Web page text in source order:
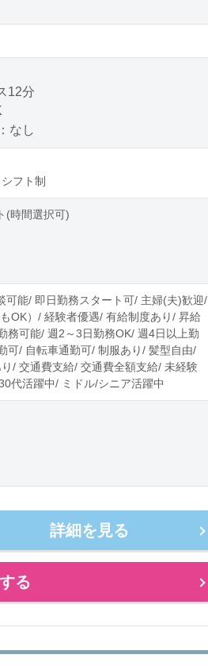
12分
なし
フト制
(時間選択可)
可能/ 即日勤務スタート可/ 主婦(夫)歓迎/
OK）/ 経験者優遇/ 有給制度あり/ 昇給
務可能/ 週2～3日勤務OK/ 週4日以上勤
可/ 自転車通勤可/ 制服あり/ 髪型自由/
/ 交通費支給/ 交通費全額支給/ 未経験
代活躍中/ ミドル/シニア活躍中
スフリー
詳細を見る
る